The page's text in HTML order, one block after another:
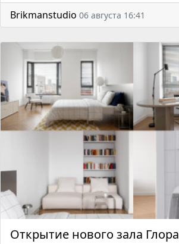
Brikmanstudio 06 августа 16:41
Открытие нового зала Глора